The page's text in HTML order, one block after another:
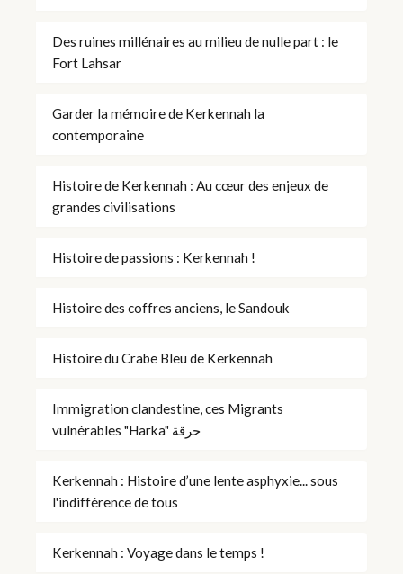
Des ruines millénaires au milieu de nulle part : le
Fort Lahsar
Garder la mémoire de Kerkennah la
contemporaine
Histoire de Kerkennah : Au cœur des enjeux de
grandes civilisations
Histoire de passions : Kerkennah !
Histoire des coffres anciens, le Sandouk
Histoire du Crabe Bleu de Kerkennah
Immigration clandestine, ces Migrants
vulnérables "Harka" حرقة
Kerkennah : Histoire d’une lente asphyxie... sous
l'indifférence de tous
Kerkennah : Voyage dans le temps !